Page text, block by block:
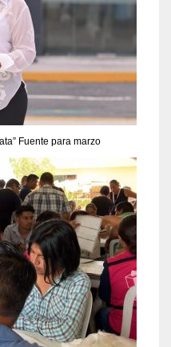
Fuente para marzo